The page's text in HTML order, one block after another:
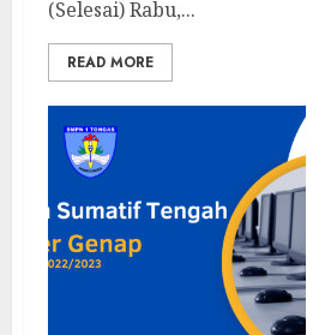
(Selesai) Rabu,...
READ MORE